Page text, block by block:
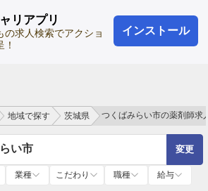
リアプリ
の求人検索でアクショ
！
インストール
ログイン 会員登録
地域で探す 茨城県 つくばみらい市の薬剤師求
い市 変更
業種 こだわり 職種
給与